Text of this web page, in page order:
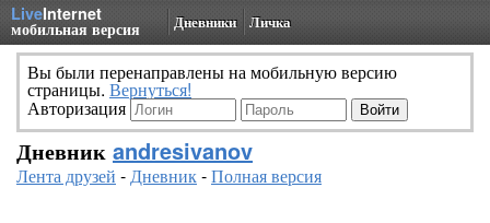
LiveInternet
мобильная версия Дневники Личка
Вы были перенаправлены на мобильную версию
страницы. Вернуться!
Авторизация
Дневник andresivanov
Лента друзей -Дневник-Полная версия